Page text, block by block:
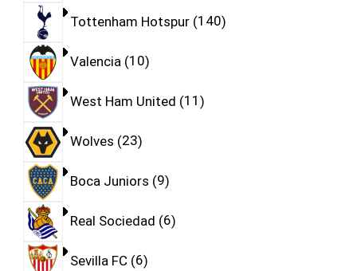
Tottenham Hotspur 140
Valencia 10
West Ham United 11
Wolves 23
Boca Juniors 9
Real Sociedad 6
Sevilla FC 6